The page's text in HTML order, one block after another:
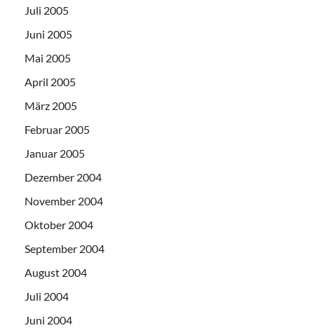
Juli 2005
Juni 2005
Mai 2005
April 2005
März 2005
Februar 2005
Januar 2005
Dezember 2004
November 2004
Oktober 2004
September 2004
August 2004
Juli 2004
Juni 2004